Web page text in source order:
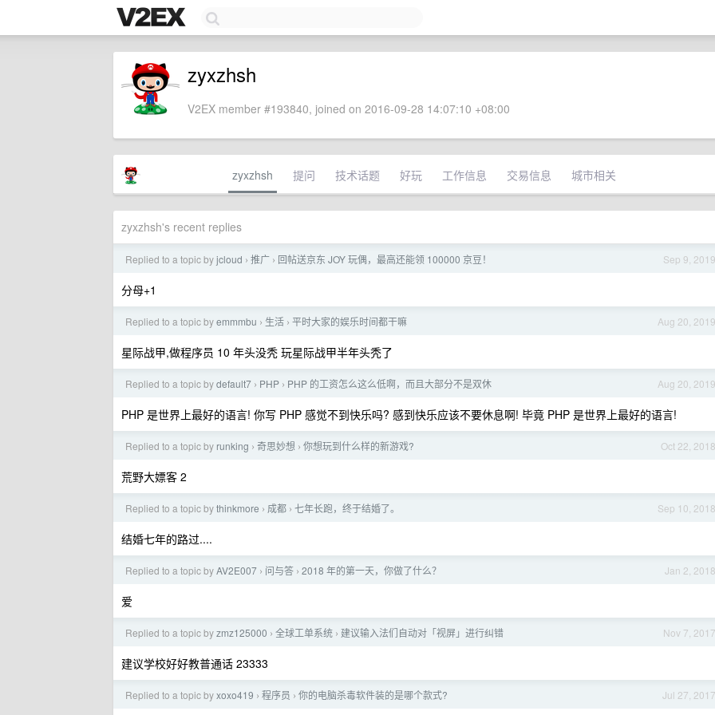
zyxzhsh
V2EX member #193840, joined on 2016-09-28 14:07:10 +08:00
zyxzhsh 提问 技术话题 好玩 工作信息 交易信息 城市相关
zyxzhsh's recent replies
Sep 9, 2019
Replied to a topic byjcloud › 推广 › 回帖送京东 JOY 玩偶，最高还能领 100000 京豆！
分母+1
Aug 20, 2019
Replied to a topic byemmmbu › 生活 › 平时大家的娱乐时间都干嘛
星际战甲,做程序员 10 年头没秃 玩星际战甲半年头秃了
Aug 20, 2019
Replied to a topic bydefault7 › PHP › PHP 的工资怎么这么低啊，而且大部分不是双休
PHP 是世界上最好的语言! 你写 PHP 感觉不到快乐吗? 感到快乐应该不要休息啊! 毕竟 PHP 是世界上最好的语言!
Oct 22, 2018
Replied to a topic by runking › 奇思妙想 › 你想玩到什么样的新游戏?
荒野大嫖客 2
Sep 10, 2018
Replied to a topic bythinkmore › 成都 › 七年长跑，终于结婚了。
结婚七年的路过....
Jan 2, 2018
Replied to a topic byAV2E007 › 问与答 › 2018 年的第一天，你做了什么？
爱
Nov 7, 2017
Replied to a topic byzmz125000 › 全球工单系统 › 建议输入法们自动对「视屏」进行纠错
建议学校好好教普通话 23333
Jul 27, 2017
Replied to a topic byxoxo419 › 程序员 › 你的电脑杀毒软件装的是哪个款式?